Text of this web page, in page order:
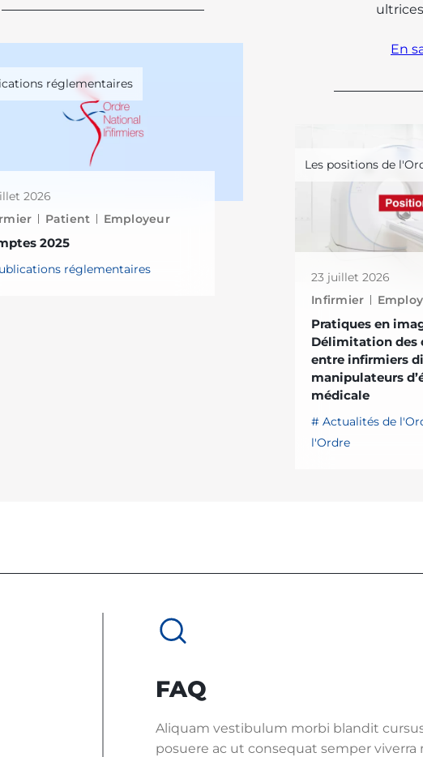
réglementaires
2026
Patient Employeur
2025
réglementaires
En
Les positions de
23 juillet 2026
Infirmier
Pratiques en
Délimitation des
entre infirmiers
manipulateurs
médicale
Actualités de
l'Ordre
FAQ
Aliquam vestibulum morbi blandit
posuere ac ut consequat semper viverra